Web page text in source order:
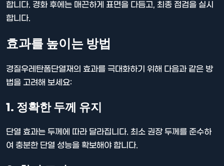
합니다. 경화 후에는 매끈하게 표면을 다듬고, 최종 점검을 실시
합니다.
효과를 높이는 방법
경질우레탄폼단열재의 효과를 극대화하기 위해 다음과 같은 방
법을 고려해 보세요:
1. 정확한 두께 유지
단열 효과는 두께에 따라 달라집니다. 최소 권장 두께를 준수하
여 충분한 단열 성능을 확보해야 합니다.